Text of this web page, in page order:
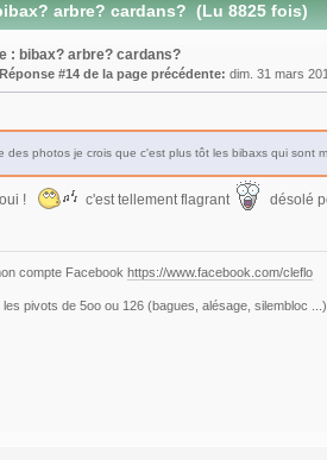
arbre? cardans? (Lu 8825 fois)
: bibax? arbre? cardans?
Réponse #14 de la page précédente: dim. 31 mars
des photos je crois que c'est plus tôt les bibaxs qui sont
! c'est tellement flagrant désolé
compte Facebook https://www.facebook.com/cleflo
pivots de 5oo ou 126 (bagues, alésage, silembloc